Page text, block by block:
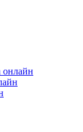
онлайн